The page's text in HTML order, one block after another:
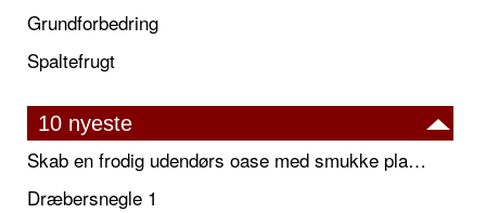
Grundforbedring
Spaltefrugt
10 nyeste
Skab en frodig udendørs oase med smukke plantekrukker og elegante espalier
Dræbersnegle 1